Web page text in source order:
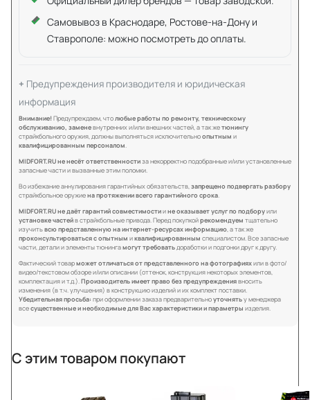
Самовывоз в Краснодаре, Ростове-на-Дону и
Ставрополе: можно посмотреть до оплаты.
Предупреждения производителя и юридическая
информация
Внимание!Предупреждаем, чтолюбые работы по ремонту, техническому
обслуживанию, заменевнутренних и/или внешних частей, а так жетюнингу
страйкбольного оружия, должны выполняться исключительноопытным и
квалифицированным персоналом.
MIDFORT.RU не несёт ответственностиза некорректно подобранные и/или установленные
запасные части и вызванные этим поломки.
Во избежание аннулирования гарантийных обязательств,запрещено подвергать разбору
страйкбольное оружиена протяжении всего гарантийного срока.
MIDFORT.RU не даёт гарантий совместимостиине оказывает услуг по подборуили
установке частейв страйкбольные привода. Перед покупкойрекомендуем тщательно
изучитьвсю представленную на интернет-ресурсах информацию, а так же
проконсультироваться с опытным иквалифицированным специалистом. Все запасные
части, детали и элементы тюнингамогут требоватьдоработки и подгонки друг к другу.
Фактический товарможет отличаться от представленного на фотографияхили в фото/
видео/текстовом обзоре и/или описании (оттенок, конструкция некоторых элементов,
комплектация и т.д.).Производитель имеет право без предупреждениявносить
изменения (в т.ч. улучшения) в конструкцию изделий и их комплект поставки.
Убедительная просьба: при оформлении заказа предварительноуточнятьу менеджера
всесущественные и необходимые для Вас характеристики и параметры изделия.
С этим товаром покупают